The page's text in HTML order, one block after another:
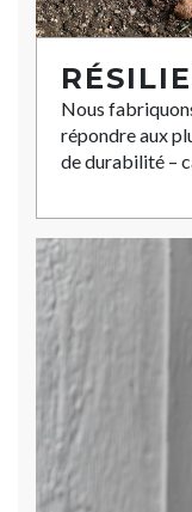
Nous
répondre aux
de durabilité –